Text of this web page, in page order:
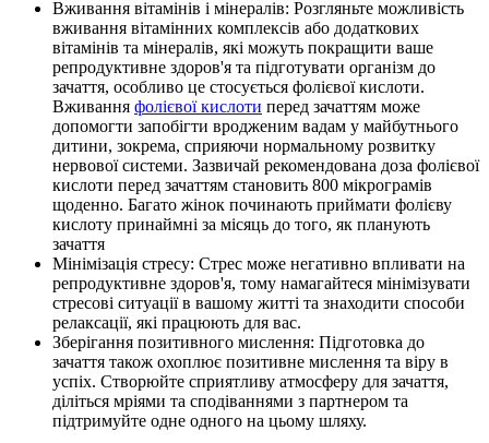
Вживання вітамінів і мінералів: Розгляньте можливість
вживання вітамінних комплексів або додаткових
вітамінів та мінералів, які можуть покращити ваше
репродуктивне здоров'я та підготувати організм до
зачаття, особливо це стосується фолієвої кислоти.
Вживання фолієвої кислоти перед зачаттям може
допомогти запобігти вродженим вадам у майбутнього
дитини, зокрема, сприяючи нормальному розвитку
нервової системи. Зазвичай рекомендована доза фолієвої
кислоти перед зачаттям становить 800 мікрограмів
щоденно. Багато жінок починають приймати фолієву
кислоту принаймні за місяць до того, як планують
зачаття
Мінімізація стресу: Стрес може негативно впливати на
репродуктивне здоров'я, тому намагайтеся мінімізувати
стресові ситуації в вашому житті та знаходити способи
релаксації, які працюють для вас.
Зберігання позитивного мислення: Підготовка до
зачаття також охоплює позитивне мислення та віру в
успіх. Створюйте сприятливу атмосферу для зачаття,
діліться мріями та сподіваннями з партнером та
підтримуйте одне одного на цьому шляху.